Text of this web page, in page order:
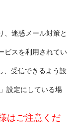
、迷惑メール対策と
ビスを利用されてい
、受信できるよう設
設定にしている場
はご注意くだ